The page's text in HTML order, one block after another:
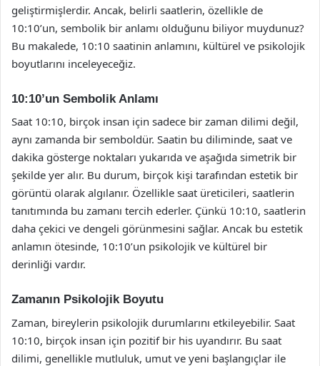
geliştirmişlerdir. Ancak, belirli saatlerin, özellikle de
10:10’un, sembolik bir anlamı olduğunu biliyor muydunuz?
Bu makalede, 10:10 saatinin anlamını, kültürel ve psikolojik
boyutlarını inceleyeceğiz.
10:10’un Sembolik Anlamı
Saat 10:10, birçok insan için sadece bir zaman dilimi değil,
aynı zamanda bir semboldür. Saatin bu diliminde, saat ve
dakika gösterge noktaları yukarıda ve aşağıda simetrik bir
şekilde yer alır. Bu durum, birçok kişi tarafından estetik bir
görüntü olarak algılanır. Özellikle saat üreticileri, saatlerin
tanıtımında bu zamanı tercih ederler. Çünkü 10:10, saatlerin
daha çekici ve dengeli görünmesini sağlar. Ancak bu estetik
anlamın ötesinde, 10:10’un psikolojik ve kültürel bir
derinliği vardır.
Zamanın Psikolojik Boyutu
Zaman, bireylerin psikolojik durumlarını etkileyebilir. Saat
10:10, birçok insan için pozitif bir his uyandırır. Bu saat
dilimi, genellikle mutluluk, umut ve yeni başlangıçlar ile